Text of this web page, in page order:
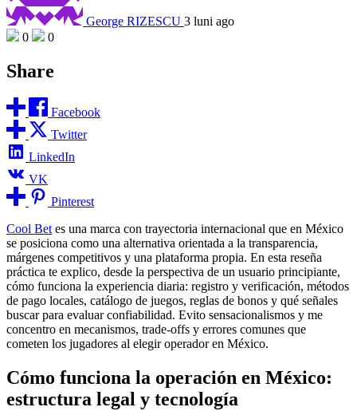
George RIZESCU 3 luni ago
0
0
Share
Facebook
Twitter
LinkedIn
VK
Pinterest
Cool Betes una marca con trayectoria internacional que en México
se posiciona como una alternativa orientada a la transparencia,
márgenes competitivos y una plataforma propia. En esta reseña
práctica te explico, desde la perspectiva de un usuario principiante,
cómo funciona la experiencia diaria: registro y verificación, métodos
de pago locales, catálogo de juegos, reglas de bonos y qué señales
buscar para evaluar confiabilidad. Evito sensacionalismos y me
concentro en mecanismos, trade-offs y errores comunes que
cometen los jugadores al elegir operador en México.
Cómo funciona la operación en México:
estructura legal y tecnología